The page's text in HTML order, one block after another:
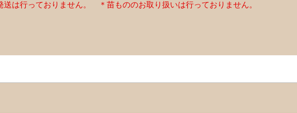
送は行っておりません。 ＊苗もののお取り扱いは行っておりません。